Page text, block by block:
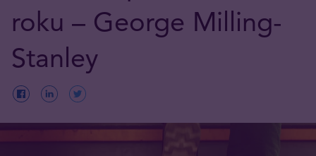
roku – George Milling-
Stanley